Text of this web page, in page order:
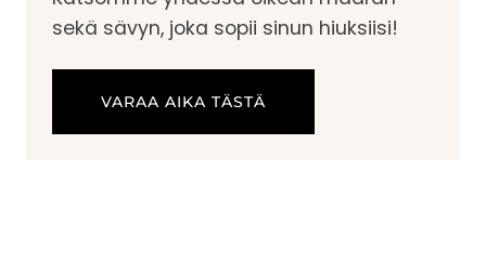
sekä sävyn, joka sopii sinun hiuksiisi!
VARAA AIKA TÄSTÄ